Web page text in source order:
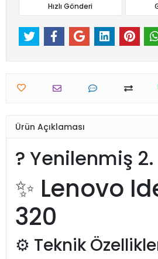
Hızlı Gönderi
Ürün Açıklaması
? Yenilenmiş 2.
✨ Lenovo
320
⚙️ Teknik